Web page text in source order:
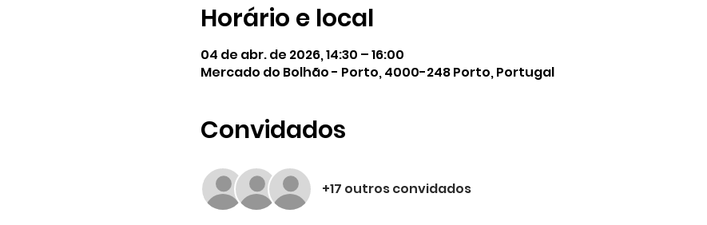
Horário e local
04 de abr. de 2026, 14:30 – 16:00
Mercado do Bolhão - Porto, 4000-248 Porto, Portugal
Convidados
+17 outros convidados